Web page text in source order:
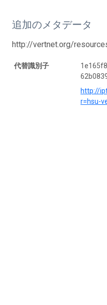
追加のメタデータ
http://vertnet.org/
代替識別子
http://
r=hsu-